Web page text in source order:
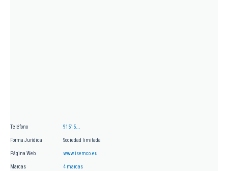
Teléfono 91515...
Forma Jurídica Sociedad limitada
Página Web www.isemco.eu
Marcas 4 marcas